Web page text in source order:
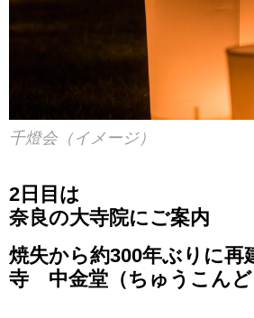
千燈会（イメージ）
2日目は
奈良の大寺院にご案内
焼失から約300年ぶりに再
寺 中金堂（ちゅうこんど